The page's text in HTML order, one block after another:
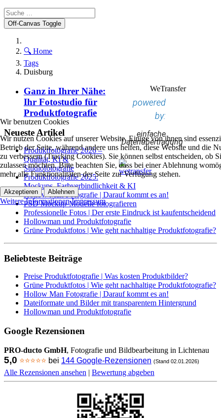
Off-Canvas Toggle
🔍 Home
Tags
Duisburg
WeTransfer
powered
by:
einfache
Datenübertragung
Ganz in Ihrer Nähe:
Ihr Fotostudio für
Produktfotografie
Neueste Artikel
Produktfotografie 2026 –
Qualität, KI &
Studiofotografie
Produktfotografie 2025:
Mockups, Farbverbindlichkeit & KI
Hollow Man Fotografie | Darauf kommt es an!
PSD Mockup-Modelle fotografieren
Professionelle Fotos | Der erste Eindruck ist kaufentscheidend
Hollowman und Produktfotografie
Grüne Produktfotos | Wie geht nachhaltige Produktfotografie?
Beliebteste Beiträge
Preise Produktfotografie | Was kosten Produktbilder?
Grüne Produktfotos | Wie geht nachhaltige Produktfotografie?
Hollow Man Fotografie | Darauf kommt es an!
Dateiformate und Bilder mit transparentem Hintergrund
Hollowman und Produktfotografie
Google Rezensionen
PRO-ducto GmbH, Fotografie und Bildbearbeitung in Lichtenau
5,0 ⭐⭐⭐⭐⭐ bei 144 Google-Rezensionen (Stand 02.01.2026)
Alle Rezensionen ansehen | Bewertung abgeben
Wir benutzen Cookies
Wir nutzen Cookies auf unserer Website. Einige von ihnen sind
Betrieb der Seite, während andere uns helfen, diese Website und die
zu verbessern (Tracking Cookies). Sie können selbst entscheiden, ob
zulassen möchten. Bitte beachten Sie, dass bei einer Ablehnung
mehr alle Funktionalitäten der Seite zur Verfügung stehen.
Akzeptieren Ablehnen
Weitere Informationen Impressum